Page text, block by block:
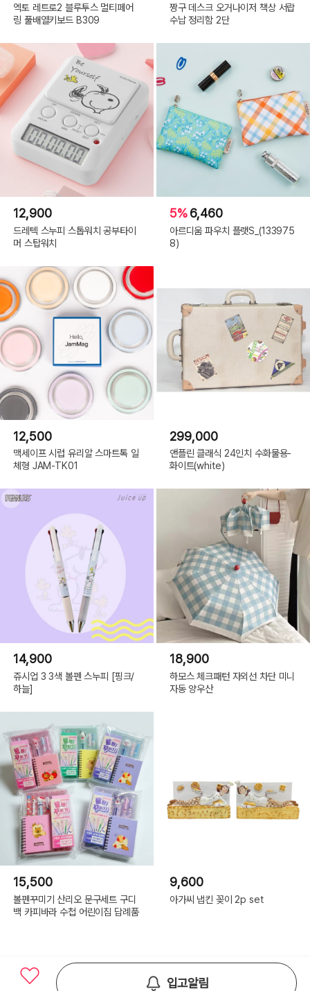
엑토 레트로2 블루투스 멀티페어
링 풀배열키보드 B309
짱구 데스크 오거나이저 책상 서랍
수납 정리함 2단
12,900
드레텍 스누피 스톱워치 공부타이
머 스탑워치
5%6,460
아르디움 파우치 플랫S_(133975
8)
12,500
맥세이프 시럽 유리알 스마트톡 일
체형 JAM-TK01
299,000
앤플린 클래식 24인치 수화물용-
화이트(white)
14,900
쥬시업 3 3색 볼펜 스누피 [핑크/
하늘]
18,900
하모스 체크패턴 자외선 차단 미니
자동 양우산
15,500
볼펜꾸미기 산리오 문구세트 구디
백 카피바라 수첩 어린이집 답례품
9,600
아가씨 냅킨 꽂이 2p set
입고알림